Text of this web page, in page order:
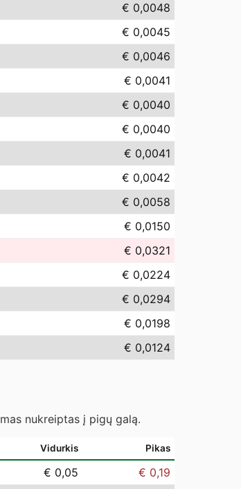
€ 0,0048
€ 0,0045
€ 0,0046
€ 0,0041
€ 0,0040
€ 0,0040
€ 0,0041
€ 0,0042
€ 0,0058
€ 0,0150
€ 0,0321
€ 0,0224
€ 0,0294
€ 0,0198
€ 0,0124
nukreiptas į pigų galą.
Vidurkis Pikas
€ 0,05
€ 0,19